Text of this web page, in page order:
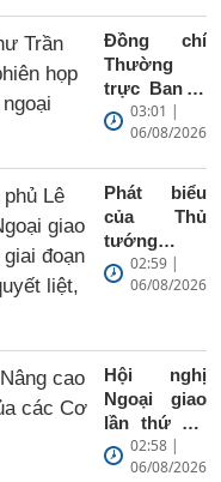
Đảng và đối
ngoại Nhân
dân
năng lực
phát triển
quốc gia
Đồng chí
Thường
trực Ban bí
thư Trần
Cẩm Tú dự
chỉ đạo
phiên họp
toàn thể về
đối ngoại
Đảng và đối
03:01 |
06/08/2026
Phát biểu
của Thủ
tướng
Chính phủ
Lê Minh
Ngoại giao
phục vụ
phát triển
đất nước
02:59 |
06/08/2026
Hội nghị
Ngoại giao
lần thứ 33:
Nâng cao
chất lượng,
02:58 |
06/08/2026